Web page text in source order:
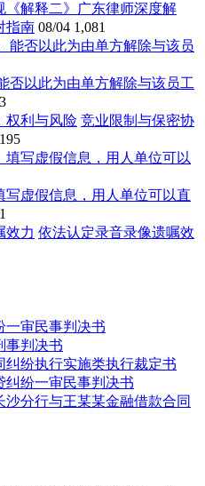
《解释二》广东律师深度解
指南 08/04 1,081
否以此为由单方解除与该员工
竞业限制与保密协
写虚假信息，用人单位可以直
依法认定录音录像遗嘱效
一审民事判决书
事判决书
纷执行实施类执行裁定书
纠纷一审民事判决书
分行与王某某金融借款合同